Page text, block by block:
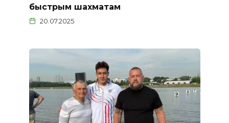
быстрым шахматам
20.07.2025